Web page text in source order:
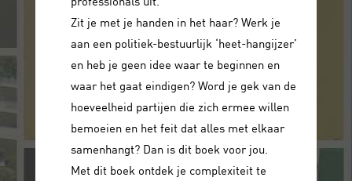
Zit je met je handen in het haar? Werk je
aan een politiek-bestuurlijk ‘heet-hangijzer’
en heb je geen idee waar te beginnen en
waar het gaat eindigen? Word je gek van de
hoeveelheid partijen die zich ermee willen
bemoeien en het feit dat alles met elkaar
samenhangt? Dan is dit boek voor jou.
Met dit boek ontdek je complexiteit te